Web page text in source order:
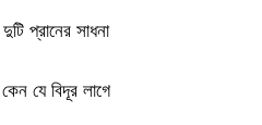
দুটি প্রানের সাধনা
কেন যে বিদূর লাগে